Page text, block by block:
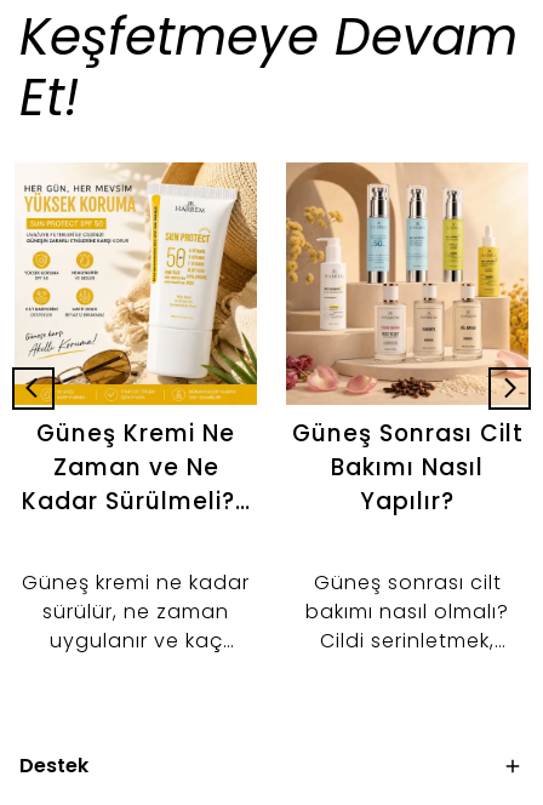
Keşfetmeye Devam
Et!
Güneş Kremi Ne
Zaman ve Ne
Kadar Sürülmeli? |
Rehberi
Güneş kremi ne kadar
sürülür, ne zaman
uygulanır ve kaç
kullanıma kadar güneş
Güneş Sonrası Cilt
Bakımı Nasıl
Yapılır?
Güneş sonrası cilt
bakımı nasıl olmalı?
Cildi serinletmek,
nemlendirici kullanımını
Destek